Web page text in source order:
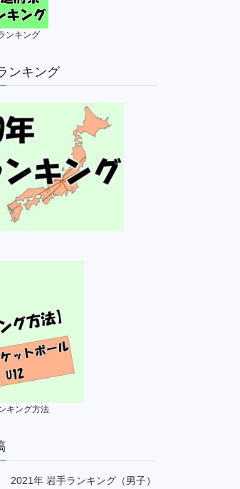
ンキング
ンキング
キング方法
2021年 岩手ランキング（男子）